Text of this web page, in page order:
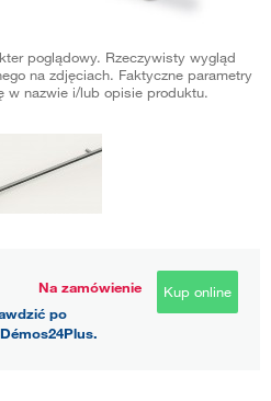
poglądowy. Rzeczywisty wygląd
na zdjęciach. Faktyczne parametry
w nazwie i/lub opisie produktu.
Na zamówienie
po
Kup online